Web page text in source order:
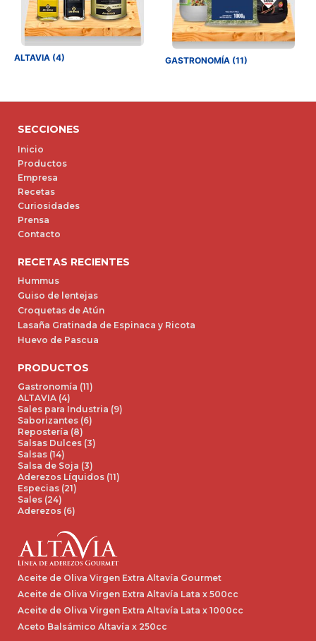
ALTAVIA (4) GASTRONOMÍA (11)
SECCIONES
Inicio
Productos
Empresa
Recetas
Curiosidades
Prensa
Contacto
RECETAS RECIENTES
Hummus
Guiso de lentejas
Croquetas de Atún
Lasaña Gratinada de Espinaca y Ricota
Huevo de Pascua
PRODUCTOS
Gastronomía (11)
ALTAVIA (4)
Sales para Industria (9)
Saborizantes (6)
Repostería (8)
Salsas Dulces (3)
Salsas (14)
Salsa de Soja (3)
Aderezos Líquidos (11)
Especias (21)
Sales (24)
Aderezos (6)
Aceite de Oliva Virgen Extra Altavía Gourmet
Aceite de Oliva Virgen Extra Altavía Lata x 500cc
Aceite de Oliva Virgen Extra Altavía Lata x 1000cc
Aceto Balsámico Altavía x 250cc